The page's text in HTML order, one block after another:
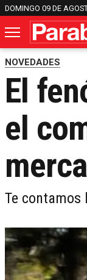
DOMINGO 09 DE
NOVEDADES
El
el
Te contamos